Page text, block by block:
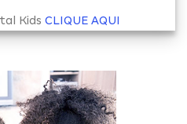
Kids CLIQUE AQUI